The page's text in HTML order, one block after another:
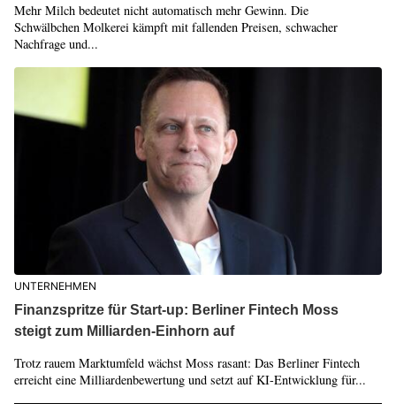
Mehr Milch bedeutet nicht automatisch mehr Gewinn. Die
Schwälbchen Molkerei kämpft mit fallenden Preisen, schwacher
Nachfrage und...
UNTERNEHMEN
Finanzspritze für Start-up: Berliner Fintech Moss
steigt zum Milliarden-Einhorn auf
Trotz rauem Marktumfeld wächst Moss rasant: Das Berliner Fintech
erreicht eine Milliardenbewertung und setzt auf KI-Entwicklung für...